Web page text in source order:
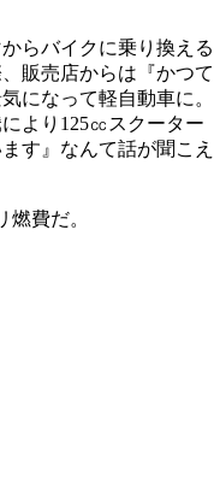
らバイクに乗り換える
販売店からは『かつて
になって軽自動車に。
より125㏄スクーター
す』なんて話が聞こえ
費だ。